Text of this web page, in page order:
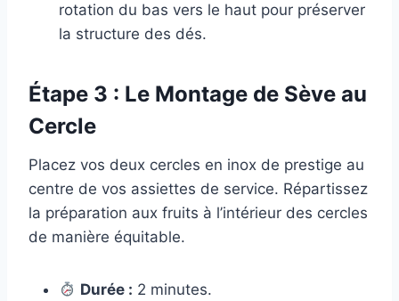
rotation du bas vers le haut pour préserver
la structure des dés.
Étape 3 : Le Montage de Sève au
Cercle
Placez vos deux cercles en inox de prestige au
centre de vos assiettes de service. Répartissez
la préparation aux fruits à l’intérieur des cercles
de manière équitable.
Durée : 2 minutes.